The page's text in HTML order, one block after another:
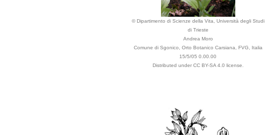
© Dipartimento di Scienze della Vita, Università degli Studi
di Trieste
Andrea Moro
Comune di Sgonico, Orto Botanico Carsiana, FVG, Italia
15/5/05 0.00.00
Distributed under CC BY-SA 4.0 license.